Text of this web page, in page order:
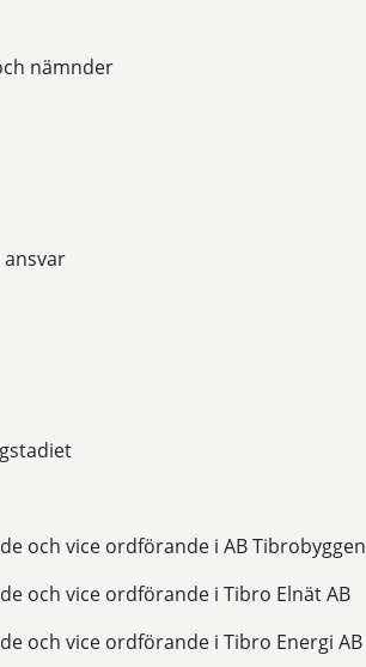
nämnder
och vice ordförande i AB Tibrobyggen
och vice ordförande i Tibro Elnät AB
och vice ordförande i Tibro Energi AB